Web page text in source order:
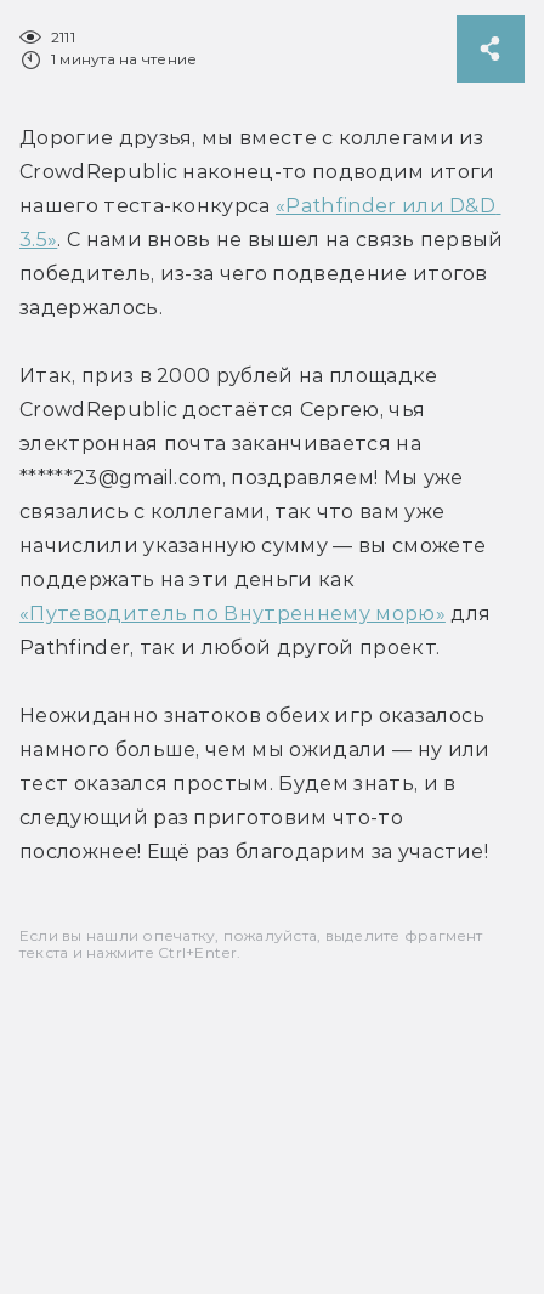
2111
1 минута на чтение
Дорогие друзья, мы вместе с коллегами из
CrowdRepublic наконец-то подводим итоги
нашего теста-конкурса «Pathfinder или D&D
3.5». С нами вновь не вышел на связь первый
победитель, из-за чего подведение итогов
задержалось.
Итак, приз в 2000 рублей на площадке
CrowdRepublic достаётся Сергею, чья
электронная почта заканчивается на
******23@gmail.com, поздравляем! Мы уже
связались с коллегами, так что вам уже
начислили указанную сумму — вы сможете
«Путеводитель по Внутреннему морю» для
Pathfinder, так и любой другой проект.
Неожиданно знатоков обеих игр оказалось
намного больше, чем мы ожидали — ну или
тест оказался простым. Будем знать, и в
следующий раз приготовим что-то
посложнее! Ещё раз благодарим за участие!
Если вы нашли опечатку, пожалуйста, выделите фрагмент
текста и нажмите Ctrl+Enter.